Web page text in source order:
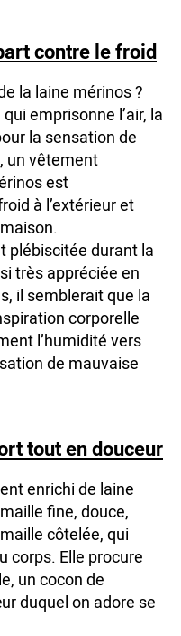
contre le froid
la laine mérinos ?
emprisonne l’air, la
la sensation de
un vêtement
est
à l’extérieur et
plébiscitée durant la
très appréciée en
il semblerait que la
corporelle
l’humidité vers
de mauvaise
tout en douceur
enrichi de laine
fine, douce,
côtelée, qui
corps. Elle procure
un cocon de
duquel on adore se